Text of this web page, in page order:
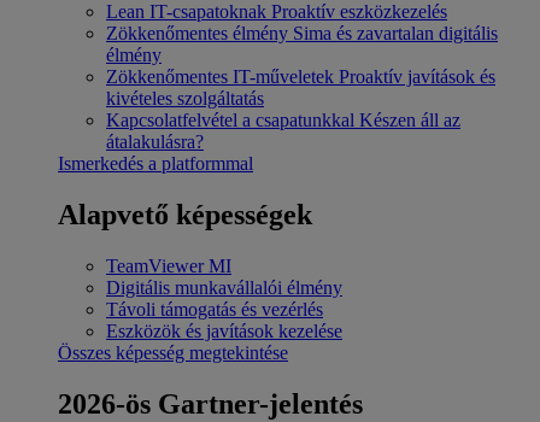
Lean IT-csapatoknak Proaktív eszközkezelés
Zökkenőmentes élmény Sima és zavartalan digitális
élmény
Zökkenőmentes IT-műveletek Proaktív javítások és
kivételes szolgáltatás
Kapcsolatfelvétel a csapatunkkal Készen áll az
átalakulásra?
Ismerkedés a platformmal
Alapvető képességek
TeamViewer MI
Digitális munkavállalói élmény
Távoli támogatás és vezérlés
Eszközök és javítások kezelése
Összes képesség megtekintése
2026-ös Gartner-jelentés